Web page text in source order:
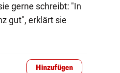
gerne schreibt: "In
gut", erklärt sie
Hinzufügen